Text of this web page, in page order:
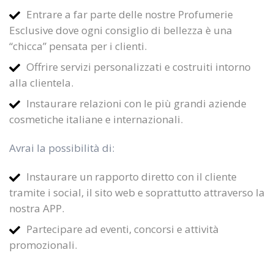
Entrare a far parte delle nostre Profumerie
Esclusive dove ogni consiglio di bellezza è una
“chicca” pensata per i clienti.
Offrire servizi personalizzati e costruiti intorno
alla clientela.
Instaurare relazioni con le più grandi aziende
cosmetiche italiane e internazionali.
Avrai la possibilità di:
Instaurare un rapporto diretto con il cliente
tramite i social, il sito web e soprattutto attraverso la
nostra APP.
Partecipare ad eventi, concorsi e attività
promozionali.